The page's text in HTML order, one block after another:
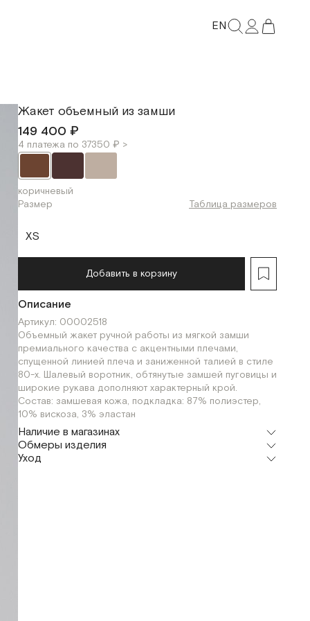
EN
Жакет объемный из замши
149 400 ₽
4 платежа по 37350 ₽ >
коричневый
Размер
Таблица размеров
XS
Добавить в корзину
Описание
Артикул: 00002518
Объемный жакет ручной работы из мягкой замши
премиального качества с акцентными плечами,
спущенной линией плеча и заниженной талией в стиле
80-х. Шалевый воротник, обтянутые замшей пуговицы и
широкие рукава дополняют характерный крой.
Состав: замшевая кожа, подкладка: 87% полиэстер,
10% вискоза, 3% эластан
Наличие в магазинах
Шоурум
г. Москва, Малая Бронная 24/3
XS
Обмеры изделия
Уход